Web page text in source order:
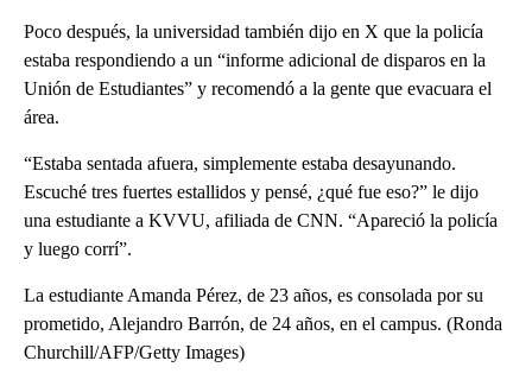
Poco después, la universidad también dijo en X que la policía
estaba respondiendo a un “informe adicional de disparos en la
Unión de Estudiantes” y recomendó a la gente que evacuara el
área.
“Estaba sentada afuera, simplemente estaba desayunando.
Escuché tres fuertes estallidos y pensé, ¿qué fue eso?” le dijo
una estudiante a KVVU, afiliada de CNN. “Apareció la policía
y luego corrí”.
La estudiante Amanda Pérez, de 23 años, es consolada por su
prometido, Alejandro Barrón, de 24 años, en el campus. (Ronda
Churchill/AFP/Getty Images)